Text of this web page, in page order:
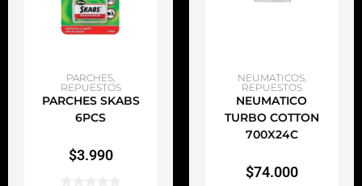
AÑADIR AL CARRITO
PARCHES,
REPUESTOS
PARCHES SKABS
6PCS
$3.990
AÑADIR AL CARRITO
NEUMATICOS,
REPUESTOS
NEUMATICO
TURBO COTTON
700X24C
$74.000